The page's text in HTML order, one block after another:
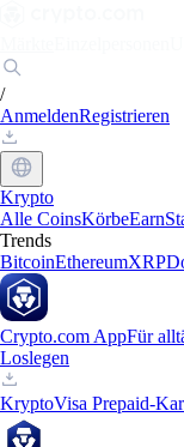
/
AnmeldenRegistrieren
Krypto
Alle CoinsKörbeEarn
Trends
BitcoinEthereumXRP
Crypto.com AppFür
Loslegen
KryptoVisa Prepaid-